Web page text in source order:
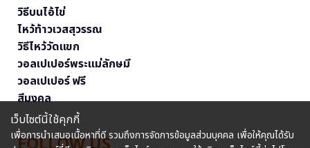
วิธีบนไอ้ไข่
ไหว้ท้าวเวสสุวรรณ
วิธีไหว้วัดแขก
วอลเปเปอร์พระแม่ลักษมี
วอลเปเปอร์ ฟรี
สีมงคล
เว็บไซต์นี้ใช้คุกกี้
เพื่อการนำเสนอเนื้อหาที่ดี รวมถึงการจัดการข้อมูลส่วนบุคคล เพื่อให้คุณได้รับ